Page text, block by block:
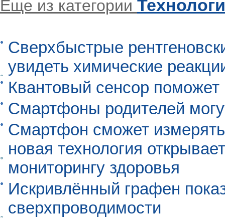
Еще из категории
Сверхбыстрые
увидеть химические
Квантовый сенсор
Смартфоны родителей
Смартфон сможет
новая технология
мониторингу здоровья
Искривлённый графен
сверхпроводимости